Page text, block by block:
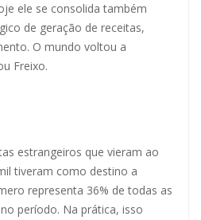
ele se consolida também
de geração de receitas,
O mundo voltou a
Freixo.
estrangeiros que vieram ao
tiveram como destino a
representa 36% de todas as
período. Na prática, isso